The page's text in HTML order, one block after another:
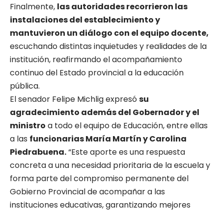
Finalmente, las autoridades recorrieron las
instalaciones del establecimiento y
mantuvieron un diálogo con el equipo docente,
escuchando distintas inquietudes y realidades de la
institución, reafirmando el acompañamiento
continuo del Estado provincial a la educación
pública.
El senador Felipe Michlig expresósu
agradecimiento además del Gobernador y el
ministro a todo el equipo de Educación, entre ellas
a las funcionarias María Martín y Carolina
Piedrabuena.“Este aporte es una respuesta
concreta a una necesidad prioritaria de la escuela y
forma parte del compromiso permanente del
Gobierno Provincial de acompañar a las
instituciones educativas, garantizando mejores